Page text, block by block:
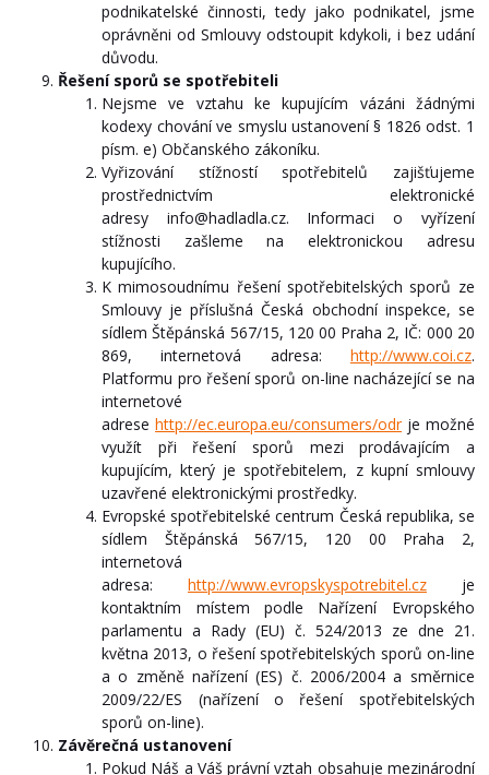
podnikatelské činnosti, tedy jako podnikatel, jsme
oprávněni od Smlouvy odstoupit kdykoli, i bez udání
důvodu.
Řešení sporů se spotřebiteli
Nejsme ve vztahu ke kupujícím vázáni žádnými
kodexy chování ve smyslu ustanovení § 1826 odst. 1
písm. e) Občanského zákoníku.
Vyřizování stížností spotřebitelů zajišťujeme
prostřednictvím elektronické
adresy info@hadladla.cz. Informaci o vyřízení
stížnosti zašleme na elektronickou adresu
kupujícího.
K mimosoudnímu řešení spotřebitelských sporů ze
Smlouvy je příslušná Česká obchodní inspekce, se
sídlem Štěpánská 567/15, 120 00 Praha 2, IČ: 000 20
869, internetová adresa: http://www.coi.cz.
Platformu pro řešení sporů on-line nacházející se na
internetové
adresehttp://ec.europa.eu/consumers/odrje možné
využít při řešení sporů mezi prodávajícím a
kupujícím, který je spotřebitelem, z kupní smlouvy
uzavřené elektronickými prostředky.
Evropské spotřebitelské centrum Česká republika, se
sídlem Štěpánská 567/15, 120 00 Praha 2,
internetová
adresa: http://www.evropskyspotrebitel.czje
kontaktním místem podle Nařízení Evropského
parlamentu a Rady (EU) č. 524/2013 ze dne 21.
května 2013, o řešení spotřebitelských sporů on-line
a o změně nařízení (ES) č. 2006/2004 a směrnice
2009/22/ES (nařízení o řešení spotřebitelských
sporů on-line).
Závěrečná ustanovení
Pokud Náš a Váš právní vztah obsahuje mezinárodní